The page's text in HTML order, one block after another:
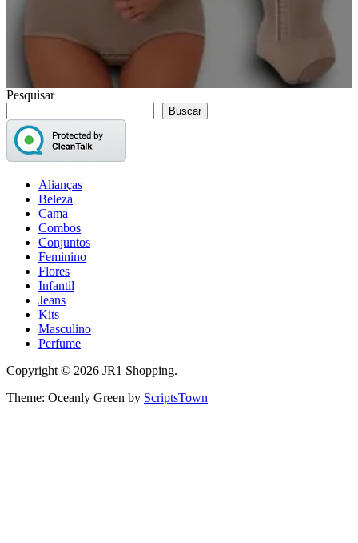
Pesquisar
Buscar
Alianças
Beleza
Cama
Combos
Conjuntos
Feminino
Flores
Infantil
Jeans
Kits
Masculino
Perfume
Copyright © 2026 JR1 Shopping.
Theme: Oceanly Green by ScriptsTown